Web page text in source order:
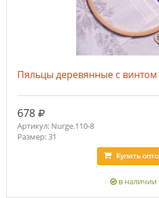
Пяльцы деревянные с
678 руб.
Артикул: Nurge.110-8
Размер: 31
Купить
в наличии